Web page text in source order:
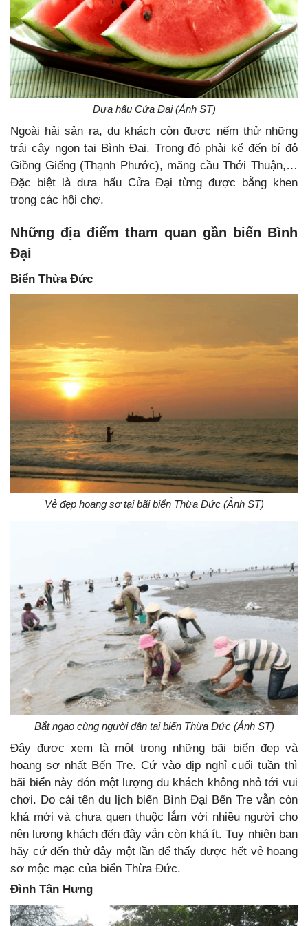
Dưa hấu Cửa Đại (Ảnh ST)
Ngoài hải sản ra, du khách còn được nếm thử những
trái cây ngon tại Bình Đại. Trong đó phải kể đến bí đỏ
Giồng Giếng (Thạnh Phước), mãng cầu Thới Thuận,…
Đặc biệt là dưa hấu Cửa Đại từng được bằng khen
trong các hội chợ.
Những địa điểm tham quan gần biển Bình
Đại
Biển Thừa Đức
Vẻ đẹp hoang sơ tại bãi biển Thừa Đức (Ảnh ST)
Bắt ngao cùng người dân tại biển Thừa Đức (Ảnh ST)
Đây được xem là một trong những bãi biển đẹp và
hoang sơ nhất Bến Tre. Cứ vào dịp nghỉ cuối tuần thì
bãi biển này đón một lượng du khách không nhỏ tới vui
chơi. Do cái tên du lịch biển Bình Đại Bến Tre vẫn còn
khá mới và chưa quen thuộc lắm với nhiều người cho
nên lượng khách đến đây vẫn còn khá ít. Tuy nhiên bạn
hãy cứ đến thử đây một lần để thấy được hết vẻ hoang
sơ mộc mạc của biển Thừa Đức.
Đình Tân Hưng